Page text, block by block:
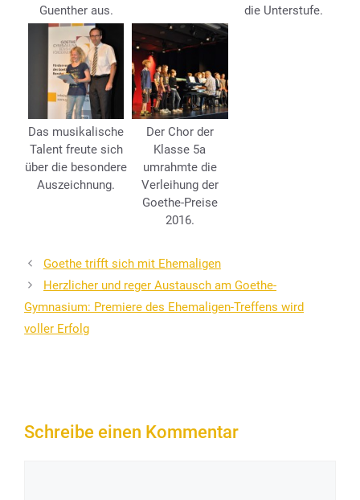
Guenther aus.
die Unterstufe.
Das musikalische
Talent freute sich
über die besondere
Auszeichnung.
Der Chor der
Klasse 5a
umrahmte die
Verleihung der
Goethe-Preise
2016.
Goethe trifft sich mit Ehemaligen
Herzlicher und reger Austausch am Goethe-
Gymnasium: Premiere des Ehemaligen-Treffens wird
voller Erfolg
Schreibe einen Kommentar